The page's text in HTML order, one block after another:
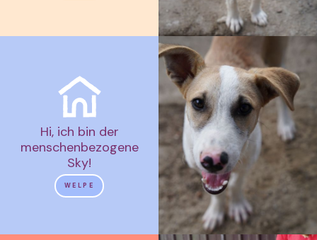
Hi, ich bin der
menschenbezogene
Sky!
WELPE